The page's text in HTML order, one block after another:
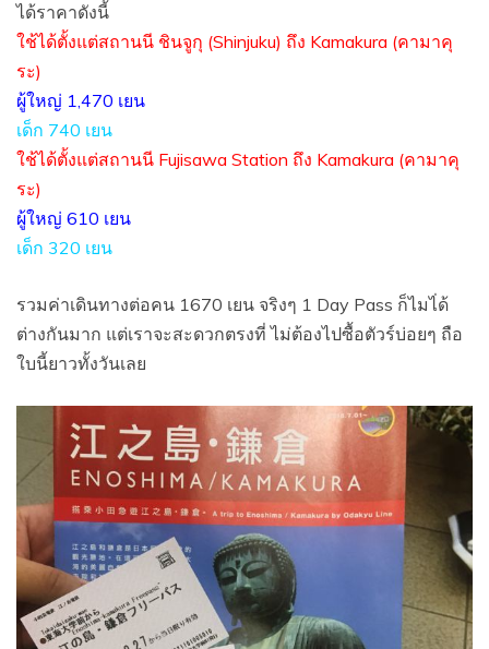
ได้ราคาดังนี้
ใช้ได้ตั้งแต่สถานนี ชินจูกุ (Shinjuku) ถึง Kamakura (คามาคุ
ระ)
ผู้ใหญ่ 1,470 เยน
เด็ก 740 เยน
ใช้ได้ตั้งแต่สถานนี Fujisawa Station ถึง Kamakura (คามาคุ
ระ)
ผู้ใหญ่ 610 เยน
เด็ก 320 เยน
รวมค่าเดินทางต่อคน 1670 เยน จริงๆ 1 Day Pass ก็ไมไ่ด้
ต่างกันมาก แต่เราจะสะดวกตรงที่ ไม่ต้องไปซื้อตัวร์บ่อยๆ ถือ
ใบนี้ยาวทั้งวันเลย